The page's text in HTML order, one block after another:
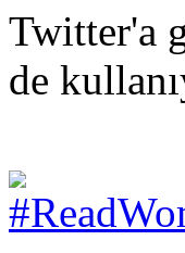
Twitter'a
de